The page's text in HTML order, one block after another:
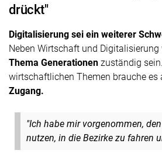
drückt"
Digitalisierung sei ein weiterer
Neben Wirtschaft und
Thema Generationen zuständig
wirtschaftlichen Themen brauche es
Zugang.
"Ich habe mir vorgenommen,
nutzen, in die Bezirke zu fahren